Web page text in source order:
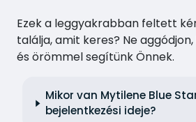
Ezek a leggyakrabban feltett
találja, amit keres? Ne
és örömmel segítünk Önnek.
Mikor van Mytilene Blue
bejelentkezési ideje?